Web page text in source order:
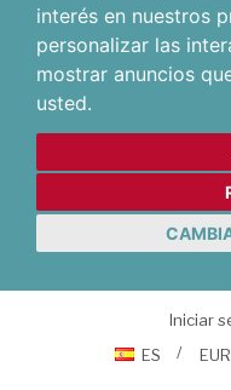
interés en nuestros
personalizar las
mostrar anuncios
usted.
Iniciar
ES
EUR